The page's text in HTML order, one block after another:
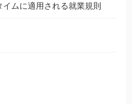
イムに適用される就業規則